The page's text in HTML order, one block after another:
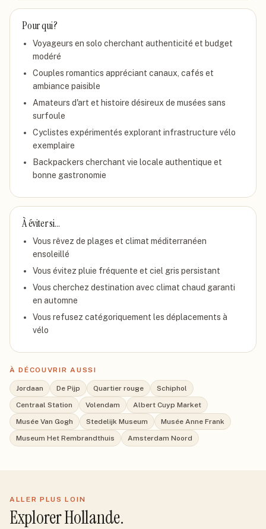
Pour qui ?
Voyageurs en solo cherchant authenticité et budget
modéré
Couples romantics appréciant canaux, cafés et
ambiance paisible
Amateurs d'art et histoire désireux de musées sans
surfoule
Cyclistes expérimentés explorant infrastructure vélo
exemplaire
Backpackers cherchant vie locale authentique et
bonne gastronomie
À éviter si…
Vous rêvez de plages et climat méditerranéen
ensoleillé
Vous évitez pluie fréquente et ciel gris persistant
Vous cherchez destination avec climat chaud garanti
en automne
Vous refusez catégoriquement les déplacements à
vélo
À DÉCOUVRIR AUSSI
Jordaan De Pijp Quartier rouge
Schiphol
Centraal Station
Volendam
Albert Cuyp Market
Musée Van Gogh
Stedelijk Museum
Musée Anne Frank
Museum Het Rembrandthuis
Amsterdam Noord
ALLER PLUS LOIN
ExplorerHollande.